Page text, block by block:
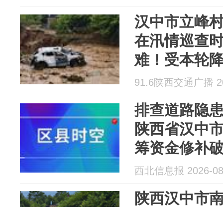
汉中市立峰
在汛情巡查
难！受本轮
织115756人
91.6陕西交通广播
排查道路隐
陕西省汉中
筹资金修补
行安全
西北信息报 2026-
陕西汉中市